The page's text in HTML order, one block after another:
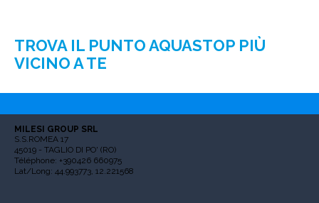
TROVA IL PUNTO AQUASTOP PIÙ
VICINO A TE
MILESI GROUP SRL
S.S.ROMEA 17
45019 - TAGLIO DI PO' (RO)
Téléphone: +390426 660975
Lat/Long: 44.993773, 12.221568